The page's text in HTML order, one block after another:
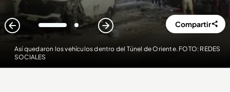
Así quedaron los vehículos dentro del Túnel de Oriente. FOTO: REDES
SOCIALES
1 2 Compartir